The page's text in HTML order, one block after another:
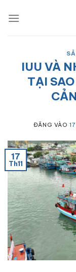
qua
IUU VÀ
TẠI
ĐĂNG VÀO
17
Th11